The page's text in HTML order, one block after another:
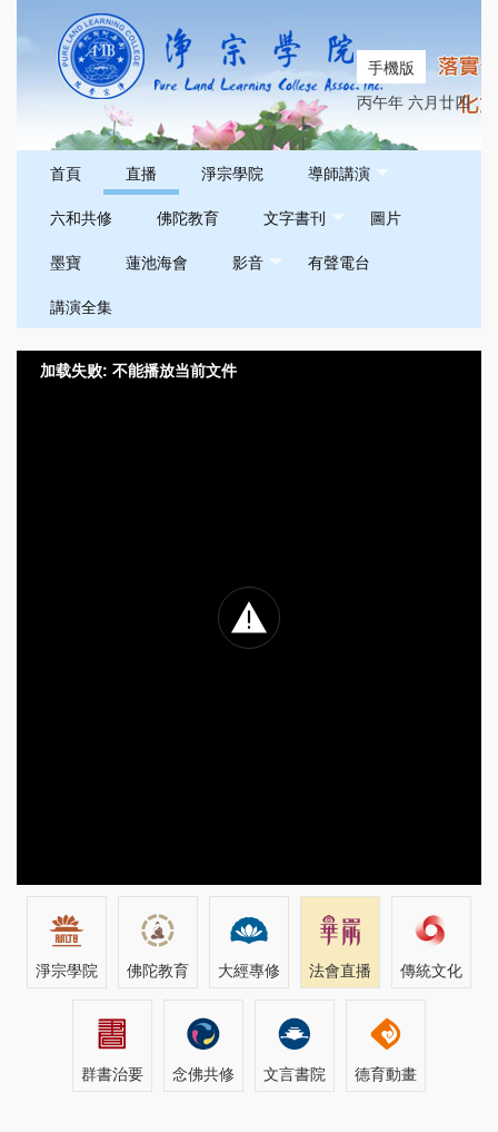
手機版
丙午年 六月廿四
首頁 直播 淨宗學院
導師講演
六和共修
佛陀教育 文字書刊
圖片
墨寶
蓮池海會 影音
有聲電台
講演全集
加载失败: 不能播放当前文件
淨宗學院 佛陀教育 大經專修 法會直播 傳統文化
群書治要 念佛共修 文言書院 德育動畫